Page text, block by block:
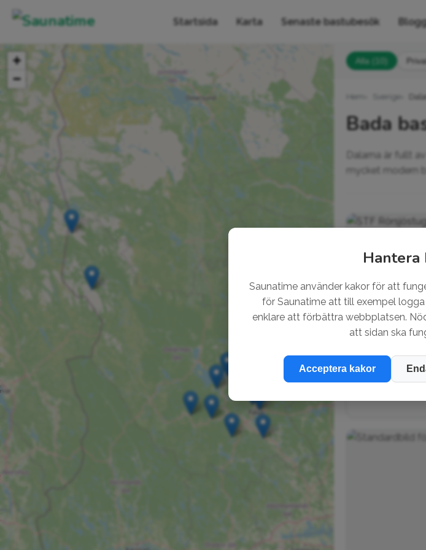
Startsida Karta Senaste bastubesök
+
−
Alla (10)
Sverige
Bada
Dalarna är fullt
mycket modern
STF
Hantera
Saunatime använder kakor för att
för Saunatime att till exempel
enklare att förbättra webbplatsen.
att sidan ska
Acceptera kakor